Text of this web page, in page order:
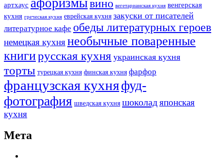
артхаус вино вегетарианская кухня венгерская
кухня греческая кухня еврейская кухня закуски от писателей
литературное кафе обеды литературных героев
немецкая кухнянеобычные поваренные
книгирусская кухня украинская кухня
торты турецкая кухня финская кухня фарфор
французская кухняфуд-
фотография шведская кухня шоколад японская
кухня
Мета